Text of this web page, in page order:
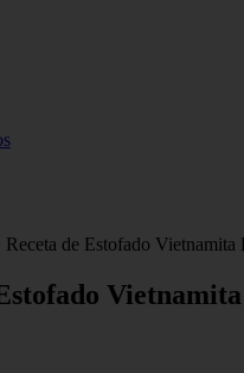
Receta de Estofado